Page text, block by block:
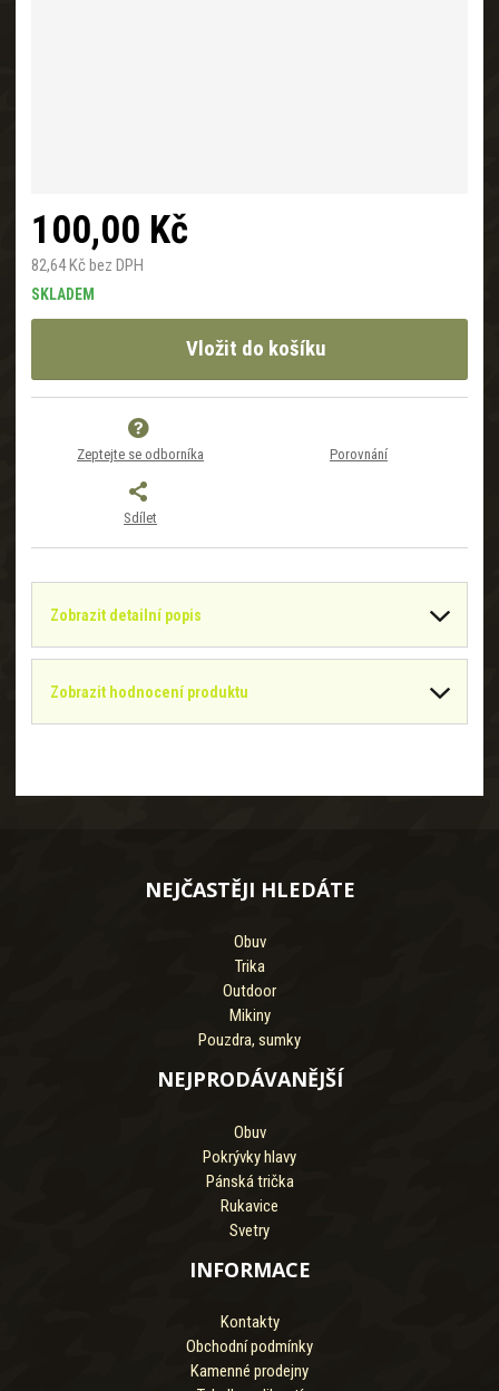
100,00 Kč
82,64 Kč bez DPH
SKLADEM
Vložit do košíku
Zeptejte se odborníka Porovnání
Sdílet
Zobrazit detailní popis
Zobrazit hodnocení produktu
NEJČASTĚJI HLEDÁTE
Obuv
Trika
Outdoor
Mikiny
Pouzdra, sumky
NEJPRODÁVANĚJŠÍ
Obuv
Pokrývky hlavy
Pánská trička
Rukavice
Svetry
INFORMACE
Kontakty
Obchodní podmínky
Kamenné prodejny